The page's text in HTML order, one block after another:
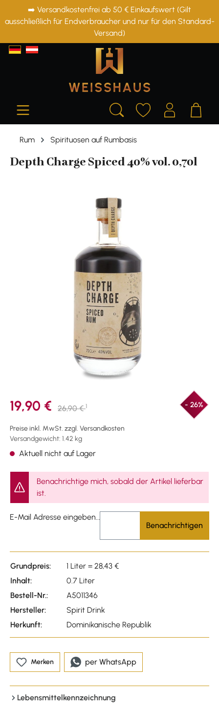
springen
➡️ Versandkostenfrei ab 50 € Einkaufswert (Gilt
ausschließlich für Endverbraucher und nur für den Standard-
Versand)
Rum Spirituosen auf Rumbasis
Depth Charge Spiced 40% vol. 0,70l
19,90 € 26,90 €1 - 26%
Preise inkl. MwSt. zzgl. Versandkosten
Versandgewicht: 1.42 kg
Aktuell nicht auf Lager
Benachrichtige mich, sobald der Artikel lieferbar
ist.
E-Mail Adresse eingeben...
Benachrichtigen
Grundpreis:
1 Liter = 28,43 €
Inhalt:
0.7 Liter
Bestell-Nr.:
A5011346
Hersteller:
Spirit Drink
Herkunft:
Dominikanische Republik
Merken per WhatsApp
Lebensmittelkennzeichnung